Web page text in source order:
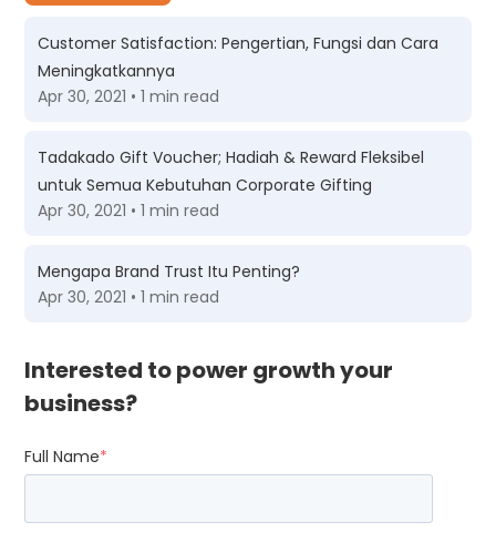
Customer Satisfaction: Pengertian, Fungsi dan Cara
Meningkatkannya
Apr 30, 2021 • 1 min read
Tadakado Gift Voucher; Hadiah & Reward Fleksibel
untuk Semua Kebutuhan Corporate Gifting
Apr 30, 2021 • 1 min read
Mengapa Brand Trust Itu Penting?
Apr 30, 2021 • 1 min read
Interested to power growth your
business?
Full Name*